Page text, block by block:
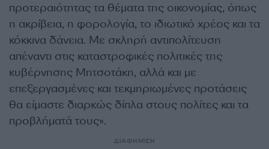
προτεραιότητας τα θέματα της οικονομίας, όπως
η ακρίβεια, η φορολογία, το ιδιωτικό χρέος και τα
κόκκινα δάνεια. Με σκληρή αντιπολίτευση
απέναντι στις καταστροφικές πολιτικές της
κυβέρνησης Μητσοτάκη, αλλά και με
επεξεργασμένες και τεκμηριωμένες προτάσεις
θα είμαστε διαρκώς δίπλα στους πολίτες και τα
προβλήματά τους».
ΔΙΑΦΗΜΙΣΗ